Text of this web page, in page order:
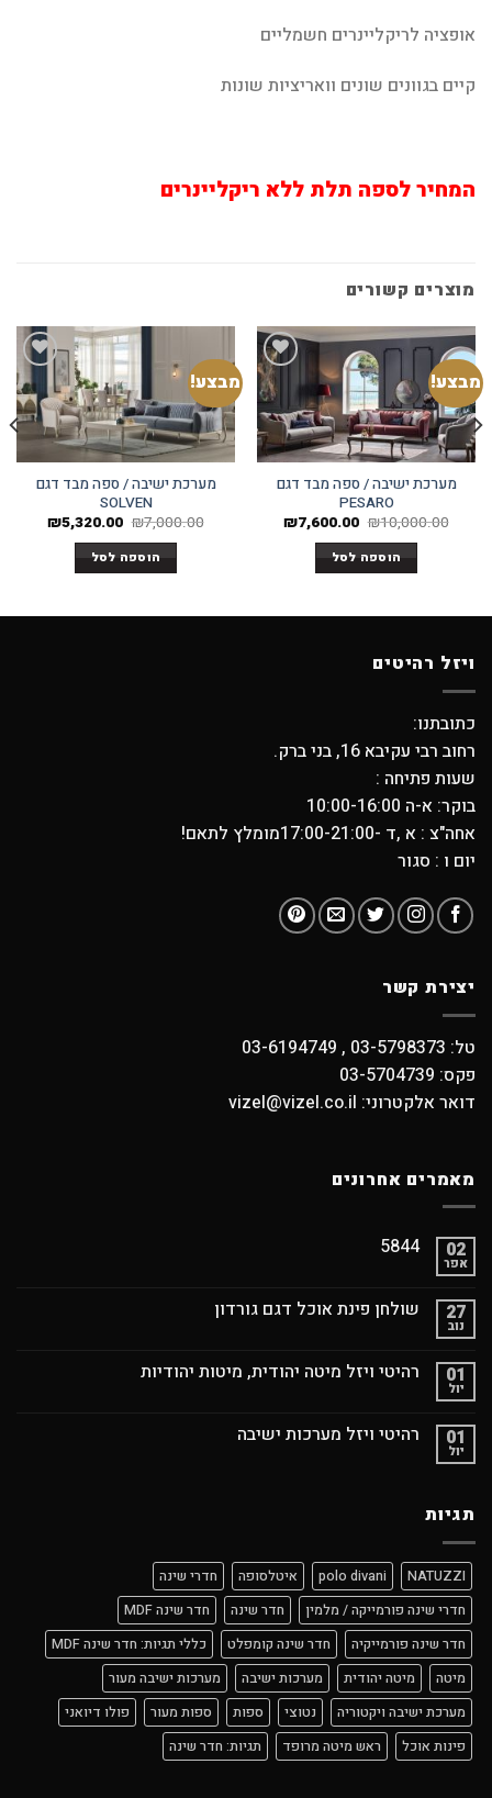
אופציה לריקליינרים חשמליים
קיים בגוונים שונים וואריציות שונות
המחיר לספה תלת ללא ריקליינרים
מוצרים קשורים
מבצע!
Add to
wishlist
מערכת ישיבה / ספה מבד דגם
PESARO
₪10,000.00 המחיר
היה:
₪10,000.00.
₪7,600.00 המחיר
הוספה לסל
מבצע!
Add to
wishlist
מערכת ישיבה / ספה מבד דגם
SOLVEN
₪7,000.00 המחיר
היה:
₪7,000.00.
₪5,320.00 המחיר
הוספה לסל
ויזל רהיטים
כתובתנו:
רחוב רבי עקיבא 16, בני ברק.
שעות פתיחה :
בוקר: א-ה 10:00-16:00
אחה"צ : א ,ד -17:00-21:00מומלץ לתאם!
יום ו : סגור
יצירת קשר
טל: 03-5798373 , 03-6194749
פקס: 03-5704739
דואר אלקטרוני: vizel@vizel.co.il
מאמרים אחרונים
02
אפר
5844
27
נוב
שולחן פינת אוכל דגם גורדון
01
יול
רהיטי ויזל מיטה יהודית, מיטות יהודיות
01
יול
רהיטי ויזל מערכות ישיבה
תגיות
NATUZZI
polo divani איטלסופה
חדרי שינה
חדרי שינה פורמייקה / מלמין
חדר שינה
חדר שינה MDF
חדר שינה פורמייקיה
חדר שינה קומפלט
כללי תגיות: חדר שינה MDF
מיטה
מיטה יהודית מערכות ישיבה
מערכות ישיבה מעור
מערכת ישיבה ויקטוריה
נטוצי ספות ספות מעור
פולו דיואני
פינות אוכל
ראש מיטה מרופד תגיות: חדר שינה